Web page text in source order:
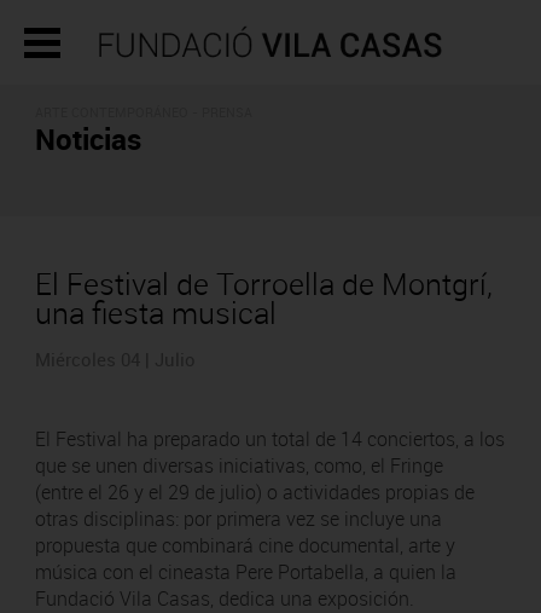
Noticias
El Festival de Torroella de Montgrí,
una fiesta musical
El Festival ha preparado un total de 14 conciertos, a los
que se unen diversas iniciativas, como, el Fringe
(entre el 26 y el 29 de julio) o actividades propias de
otras disciplinas: por primera vez se incluye una
propuesta que combinará cine documental, arte y
música con el cineasta Pere Portabella, a quien la
Fundació Vila Casas, dedica una exposición.